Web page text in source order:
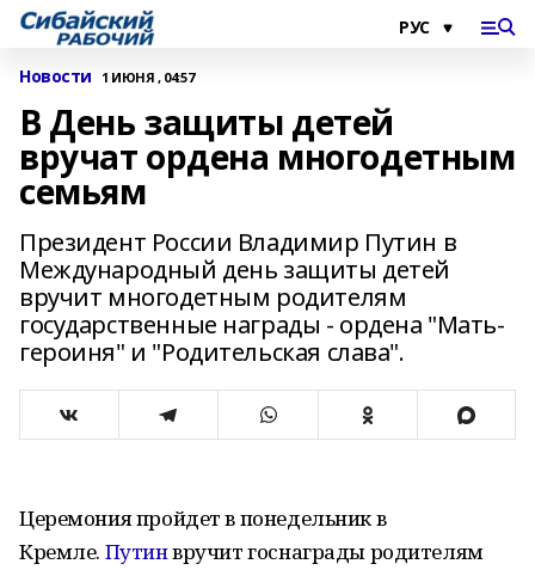
Новости 1 ИЮНЯ , 04:57
В День защиты детей
вручат ордена многодетным
семьям
Президент России Владимир Путин в
Международный день защиты детей
вручит многодетным родителям
государственные награды - ордена "Мать-
героиня" и "Родительская слава".
Церемония пройдет в понедельник в
Кремле. Путинвручит госнаграды родителям